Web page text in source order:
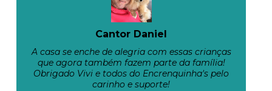
Cantor Daniel
A casa se enche de alegria com essas crianças
que agora também fazem parte da família!
Obrigado Vivi e todos do Encrenquinha's pelo
carinho e suporte!